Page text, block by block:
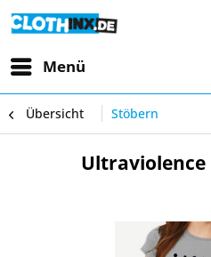
Menü
Übersicht Stöbern
Ultraviolence